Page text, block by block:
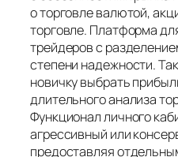
о торговле валютой,
торговле. Платформа
трейдеров с
степени надежности.
новичку выбрать
длительного анализа
Функционал личного
агрессивный или
предоставляя